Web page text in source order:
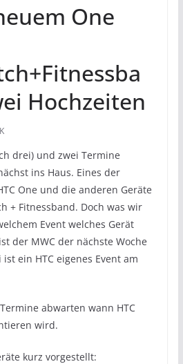
One
Hochzeiten
drei) und zwei Termine
ins Haus. Eines der
One und die anderen Geräte
+ Fitnessband. Doch was wir
Event welches Gerät
der MWC der nächste Woche
ein HTC eigenes Event am
abwarten wann HTC
wird.
kurz vorgestellt: